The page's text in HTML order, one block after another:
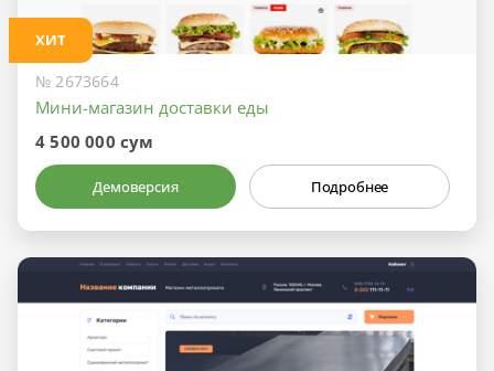
ХИТ
№ 2673664
Мини-магазин доставки еды
4 500 000 сум
Демоверсия Подробнее